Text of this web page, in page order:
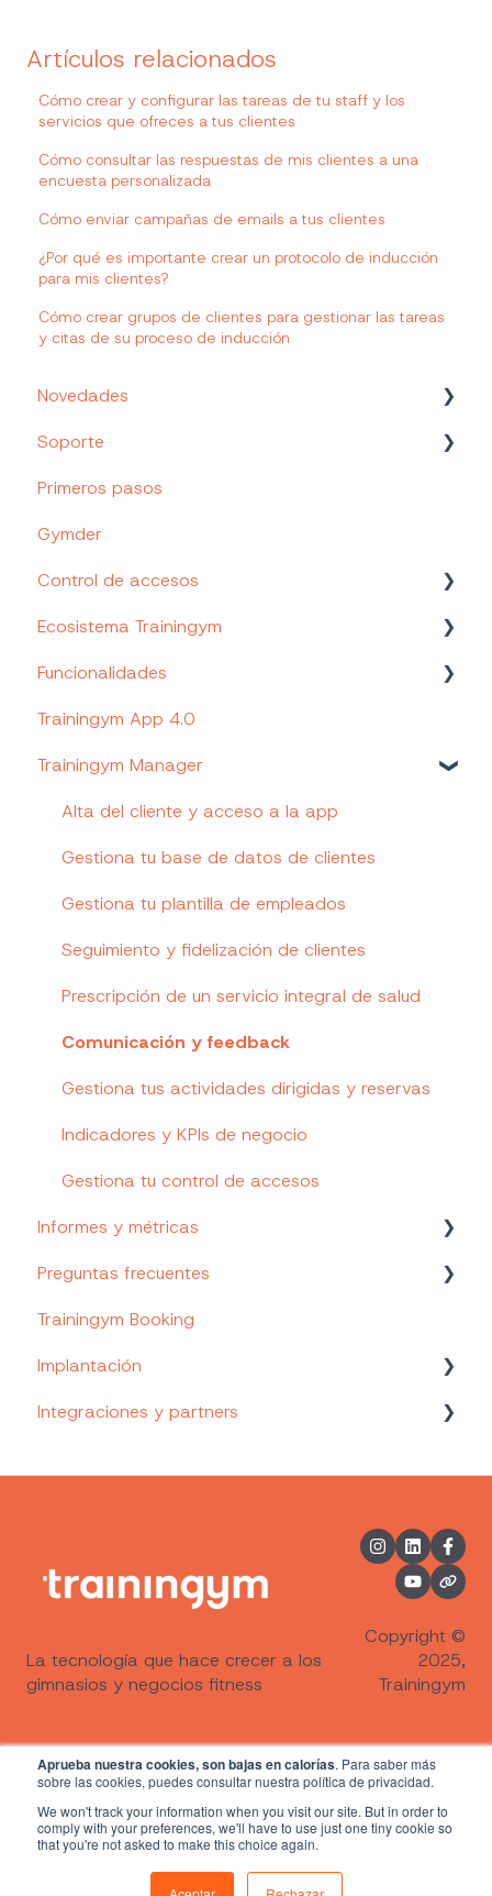
Aprueba nuestra cookies, son bajas en calorías. Para saber más
sobre las cookies, puedes consultar nuestra política de privacidad.
We won't track your information when you visit our site. But in order to
comply with your preferences, we'll have to use just one tiny cookie so
that you're not asked to make this choice again.
Artículos relacionados
Cómo crear y configurar las tareas de tu staff y los
servicios que ofreces a tus clientes
Cómo consultar las respuestas de mis clientes a una
encuesta personalizada
Cómo enviar campañas de emails a tus clientes
¿Por qué es importante crear un protocolo de inducción
para mis clientes?
Cómo crear grupos de clientes para gestionar las tareas
y citas de su proceso de inducción
Novedades
Nuevos Productos y Funcionalidades
Soporte
Canales de soporte
Tu Portal de cliente
Trainingym Academy
Primeros pasos
Gymder
Control de accesos
Control de accesos Trainingym
Ecosistema Trainingym
Web App Staff
Página web personalizada (Trainingym Easy)
Hardware
Funcionalidades
Trainingym Payments
Trainingym Rewards
Trainingym Diet
Trainingym Touch
Trainingym App 4.0
Trainingym Manager
Alta del cliente y acceso a la app
Gestiona tu base de datos de clientes
Gestiona tu plantilla de empleados
Seguimiento y fidelización de clientes
Prescripción de un servicio integral de salud
Comunicación y feedback
Gestiona tus actividades dirigidas y reservas
Indicadores y KPIs de negocio
Gestiona tu control de accesos
Informes y métricas
Informes de clientes
Informes de empleados
Informes de encuestas de satisfacción y
Informes de actividades dirigidas
Informes de planes de entrenamiento
Informe de pagos
Informes Pro
Preguntas frecuentes
App personalizada
Configuración inicial de Trainingym Manager
Comunicación con mis clientes
Gestión de las salas y espacios de mi negocio
Programación de actividades dirigidas y
Creación, edición y gestión de entrenamientos
automáticas
Trainingym Touch
Gestión de pagos y suscripciones de clientes
Gestión de mis clientes
Trainingym Booking
Implantación
Formación de Empleados
Integraciones y partners
Les Mills
La tecnología que hace crecer a los
gimnasios y negocios fitness
Copyright ©
2025,
Trainingym
Powered by Translate